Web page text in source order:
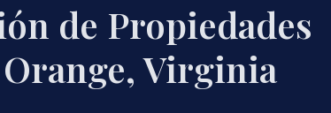
de Propiedades
Virginia